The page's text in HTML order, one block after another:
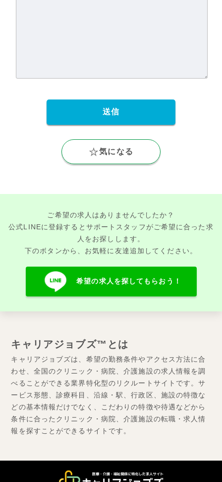
気になる
ご希望の求人はありませんでしたか？
公式LINEに登録するとサポートスタッフがご希望に合った求
人をお探しします。
下のボタンから、お気軽に友達追加してください。
希望の求人を探してもらおう！
キャリアジョブズ™とは
キャリアジョブズは、希望の勤務条件やアクセス方法に合
わせ、全国のクリニック・病院、介護施設の求人情報を調
べることができる業界特化型のリクルートサイトです。サ
ービス形態、診療科目、沿線・駅、行政区、施設の特徴な
どの基本情報だけでなく、こだわりの特徴や待遇などから
条件に合ったクリニック・病院、介護施設の転職・求人情
報を探すことができるサイトです。